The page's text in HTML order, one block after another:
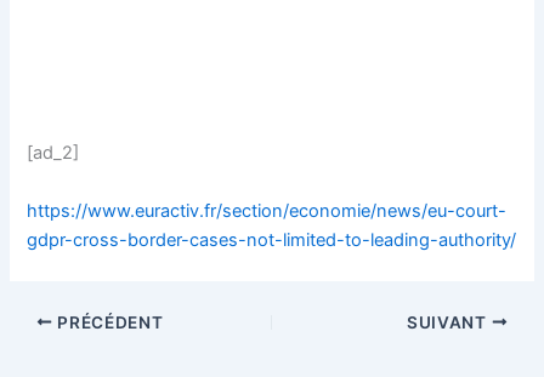
[ad_2]
https://www.euractiv.fr/section/economie/news/eu-court-
gdpr-cross-border-cases-not-limited-to-leading-authority/
PRÉCÉDENT SUIVANT